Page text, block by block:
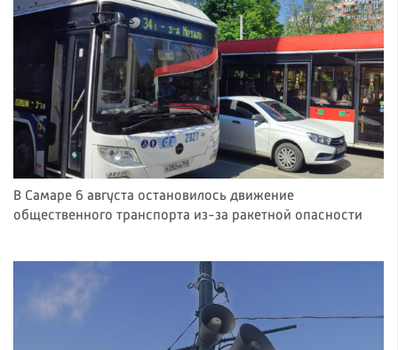
В Самаре 6 августа остановилось движение
общественного транспорта из-за ракетной опасности